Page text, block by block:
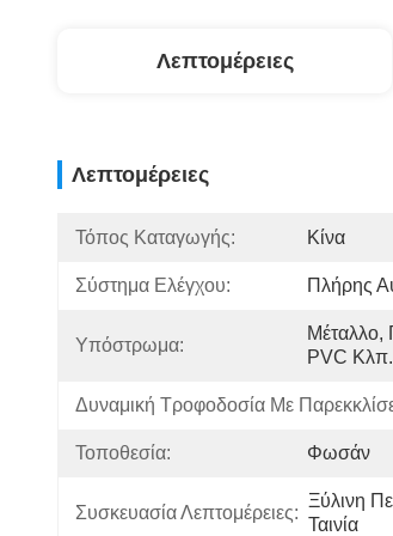
Λεπτομέρειες
Λεπτομέρειες
Τόπος Καταγωγής: Κίνα
Σύστημα Ελέγχου: Πλήρης
Υπόστρωμα:
Μέταλλο,
PVC Κλπ.
Δυναμική Τροφοδοσία Με
Τοποθεσία: Φωσάν
Συσκευασία Λεπτομέρειες:
Ξύλινη
Ταινία